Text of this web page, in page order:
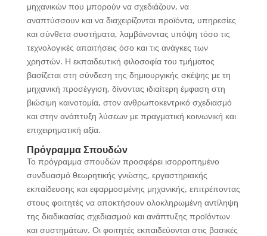
μηχανικών που μπορούν να σχεδιάζουν, να
αναπτύσσουν και να διαχειρίζονται προϊόντα, υπηρεσίες
και σύνθετα συστήματα, λαμβάνοντας υπόψη τόσο τις
τεχνολογικές απαιτήσεις όσο και τις ανάγκες των
χρηστών. Η εκπαιδευτική φιλοσοφία του τμήματος
βασίζεται στη σύνδεση της δημιουργικής σκέψης με τη
μηχανική προσέγγιση, δίνοντας ιδιαίτερη έμφαση στη
βιώσιμη καινοτομία, στον ανθρωποκεντρικό σχεδιασμό
και στην ανάπτυξη λύσεων με πραγματική κοινωνική και
επιχειρηματική αξία.
Πρόγραμμα Σπουδών
Το πρόγραμμα σπουδών προσφέρει ισορροπημένο
συνδυασμό θεωρητικής γνώσης, εργαστηριακής
εκπαίδευσης και εφαρμοσμένης μηχανικής, επιτρέποντας
στους φοιτητές να αποκτήσουν ολοκληρωμένη αντίληψη
της διαδικασίας σχεδιασμού και ανάπτυξης προϊόντων
και συστημάτων. Οι φοιτητές εκπαιδεύονται στις βασικές